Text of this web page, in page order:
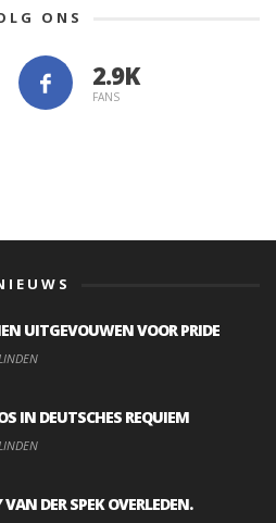
ONS
FANS
UITGEVOUWEN VOOR PRIDE
IN DEUTSCHES REQUIEM
DER SPEK OVERLEDEN.